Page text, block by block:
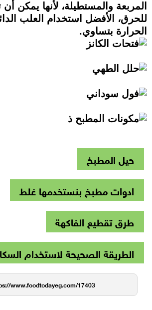
المربعة والمستطيلة، لأنها يمكن
للحرق، الأفضل استخدام العلب
الحرارة بتساوي.
حيل المطبخ
ادوات مطبخ بنستخدمها غلط
طرق تقطيع الفاكهة
الطريقة الصحيحة لاستخدام